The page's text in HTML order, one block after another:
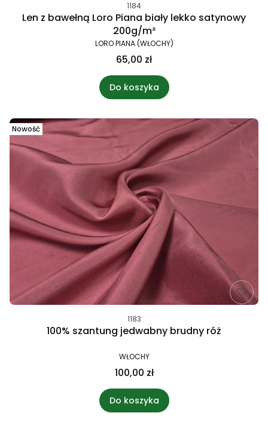
1184
Len z bawełną Loro Piana biały lekko satynowy
200g/m²
LORO PIANA (WŁOCHY)
65,00 zł
Do koszyka
Nowość
1183
100% szantung jedwabny brudny róż
WŁOCHY
100,00 zł
Do koszyka